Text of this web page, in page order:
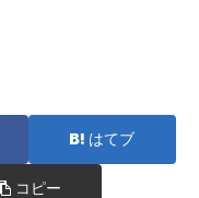
はてブ
コピー